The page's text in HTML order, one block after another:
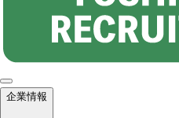
企業情報